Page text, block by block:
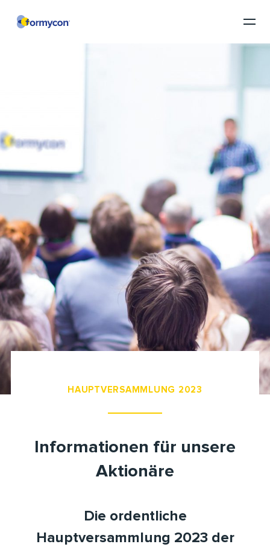
HAUPTVERSAMMLUNG 2023
Informationen für unsere
Aktionäre
Die ordentliche
Hauptversammlung 2023 der